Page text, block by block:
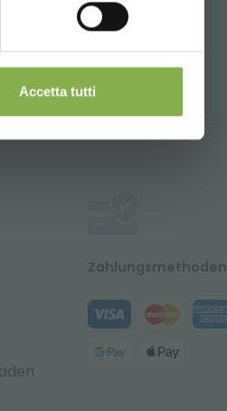
Accetta tutti
sflächen
Zahlungsmethoden